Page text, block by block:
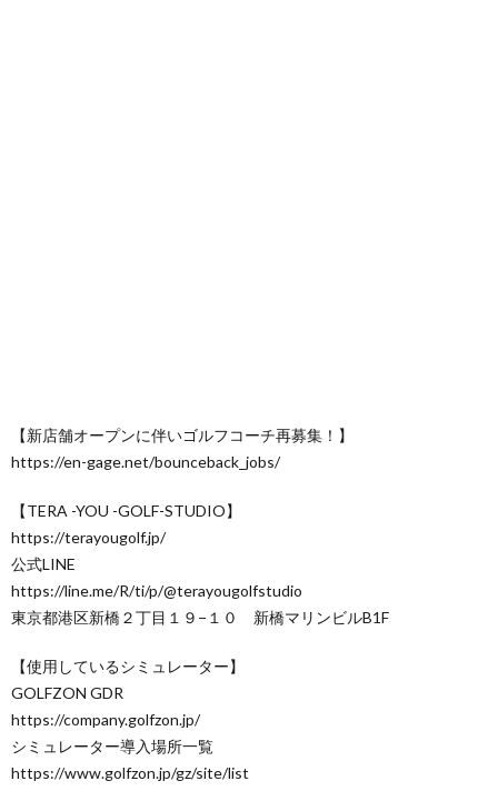
【新店舗オープンに伴いゴルフコーチ再募集！】
https://en-gage.net/bounceback_jobs/
【TERA -YOU -GOLF-STUDIO】
https://terayougolf.jp/
公式LINE
https://line.me/R/ti/p/@terayougolfstudio
東京都港区新橋２丁目１９−１０ 新橋マリンビルB1F
【使用しているシミュレーター】
GOLFZON GDR
https://company.golfzon.jp/
シミュレーター導入場所一覧
https://www.golfzon.jp/gz/site/list